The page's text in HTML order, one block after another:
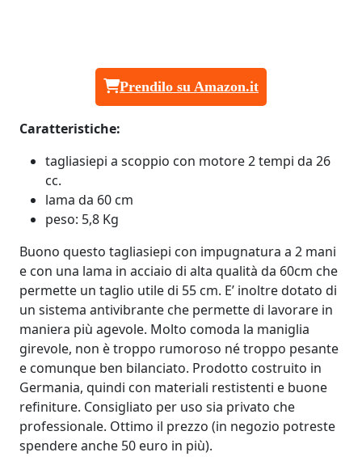
Prendilo su Amazon.it
Caratteristiche:
tagliasiepi a scoppio con motore 2 tempi da 26
cc.
lama da 60 cm
peso: 5,8 Kg
Buono questo tagliasiepi con impugnatura a 2 mani
e con una lama in acciaio di alta qualità da 60cm che
permette un taglio utile di 55 cm. E’ inoltre dotato di
un sistema antivibrante che permette di lavorare in
maniera più agevole. Molto comoda la maniglia
girevole, non è troppo rumoroso né troppo pesante
e comunque ben bilanciato. Prodotto costruito in
Germania, quindi con materiali restistenti e buone
refiniture. Consigliato per uso sia privato che
professionale. Ottimo il prezzo (in negozio potreste
spendere anche 50 euro in più).